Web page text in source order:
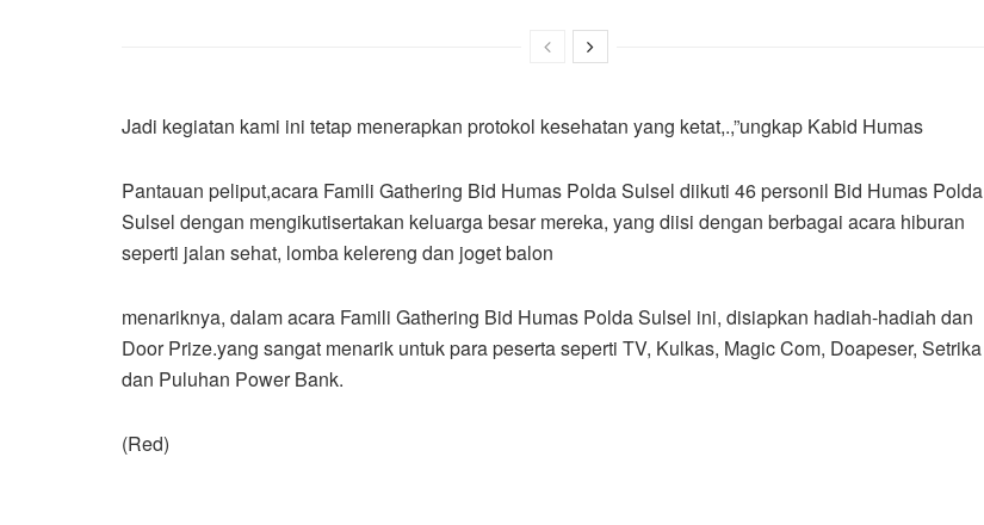
Jadi kegiatan kami ini tetap menerapkan protokol kesehatan yang ketat,.,”ungkap Kabid Humas
Pantauan peliput,acara Famili Gathering Bid Humas Polda Sulsel diikuti 46 personil Bid Humas Polda
Sulsel dengan mengikutisertakan keluarga besar mereka, yang diisi dengan berbagai acara hiburan
seperti jalan sehat, lomba kelereng dan joget balon
menariknya, dalam acara Famili Gathering Bid Humas Polda Sulsel ini, disiapkan hadiah-hadiah dan
Door Prize.yang sangat menarik untuk para peserta seperti TV, Kulkas, Magic Com, Doapeser, Setrika
dan Puluhan Power Bank.
(Red)